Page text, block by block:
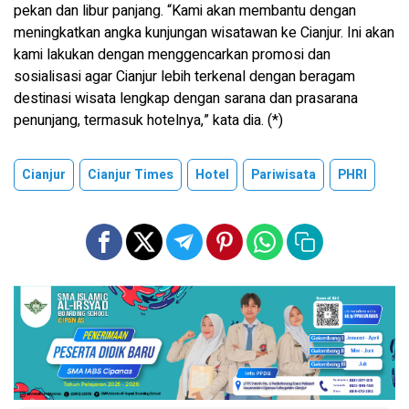
pekan dan libur panjang. “Kami akan membantu dengan
meningkatkan angka kunjungan wisatawan ke Cianjur. Ini akan
kami lakukan dengan menggencarkan promosi dan
sosialisasi agar Cianjur lebih terkenal dengan beragam
destinasi wisata lengkap dengan sarana dan prasarana
penunjang, termasuk hotelnya,” kata dia. (*)
Cianjur Cianjur Times Hotel Pariwisata PHRI